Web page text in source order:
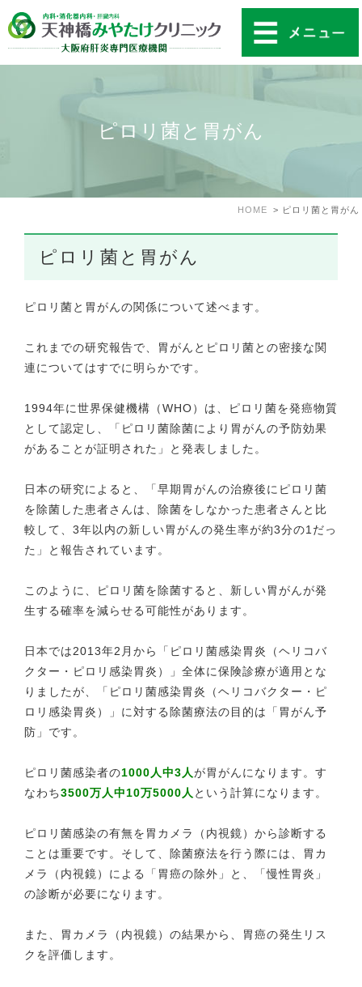
ピロリ菌と胃がん
HOME ピロリ菌と胃がん
ピロリ菌と胃がん
ピロリ菌と胃がんの関係について述べます。
これまでの研究報告で、胃がんとピロリ菌との密接な関
連についてはすでに明らかです。
1994年に世界保健機構（WHO）は、ピロリ菌を発癌物質
として認定し、「ピロリ菌除菌により胃がんの予防効果
があることが証明された」と発表しました。
日本の研究によると、「早期胃がんの治療後にピロリ菌
を除菌した患者さんは、除菌をしなかった患者さんと比
較して、3年以内の新しい胃がんの発生率が約3分の1だっ
た」と報告されています。
このように、ピロリ菌を除菌すると、新しい胃がんが発
生する確率を減らせる可能性があります。
日本では2013年2月から「ピロリ菌感染胃炎（ヘリコバ
クター・ピロリ感染胃炎）」全体に保険診療が適用とな
りましたが、「ピロリ菌感染胃炎（ヘリコバクター・ピ
ロリ感染胃炎）」に対する除菌療法の目的は「胃がん予
防」です。
ピロリ菌感染者の1000人中3人が胃がんになります。す
なわち3500万人中10万5000人 という計算になります。
ピロリ菌感染の有無を胃カメラ（内視鏡）から診断する
ことは重要です。そして、除菌療法を行う際には、胃カ
メラ（内視鏡）による「胃癌の除外」と、「慢性胃炎」
の診断が必要になります。
また、胃カメラ（内視鏡）の結果から、胃癌の発生リス
クを評価します。